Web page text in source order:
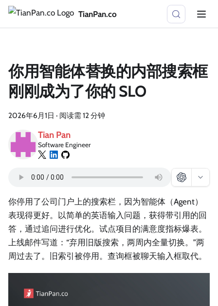
TianPan.co
你用智能体替换的内部搜索框
刚刚成为了你的 SLO
2026年6月1日 · 阅读需 12 分钟
Tian Pan
Software Engineer
你停用了公司门户上的搜索栏，因为智能体（Agent）
表现得更好。以简单的英语输入问题，获得带引用的回
答，通过追问进行优化。试点项目的满意度指标爆表。
上线邮件写道：“弃用旧版搜索，两周内全量切换。”两
周过去了。旧索引被停用。查询框被聊天输入框取代。